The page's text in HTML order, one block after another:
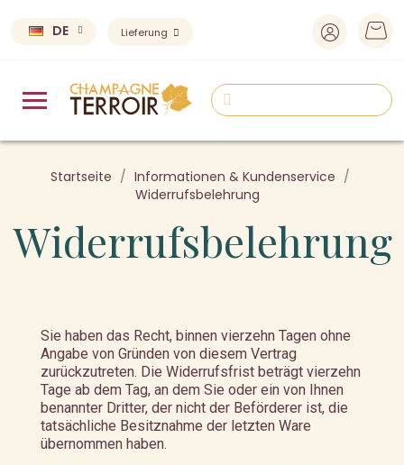
DE Lieferung
Startseite
Informationen & Kundenservice
Widerrufsbelehrung
Widerrufsbelehrung
Sie haben das Recht, binnen vierzehn Tagen ohne
Angabe von Gründen von diesem Vertrag
zurückzutreten. Die Widerrufsfrist beträgt vierzehn
Tage ab dem Tag, an dem Sie oder ein von Ihnen
benannter Dritter, der nicht der Beförderer ist, die
tatsächliche Besitznahme der letzten Ware
übernommen haben.